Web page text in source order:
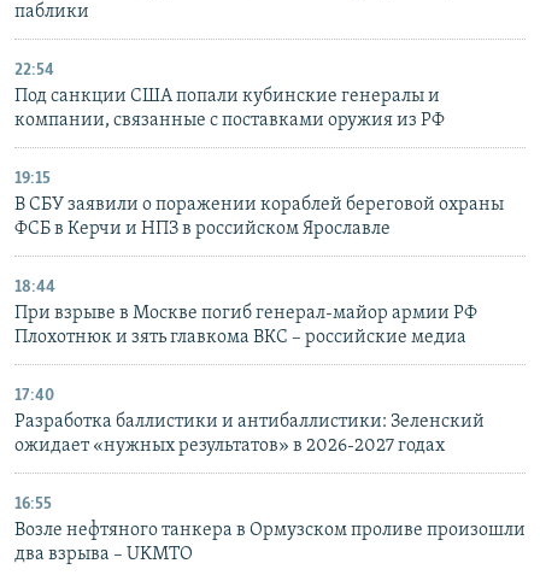
паблики
22:54
Под санкции США попали кубинские генералы и
компании, связанные с поставками оружия из РФ
19:15
В СБУ заявили о поражении кораблей береговой охраны
ФСБ в Керчи и НПЗ в российском Ярославле
18:44
При взрыве в Москве погиб генерал-майор армии РФ
Плохотнюк и зять главкома ВКС – российские медиа
17:40
Разработка баллистики и антибаллистики: Зеленский
ожидает «нужных результатов» в 2026-2027 годах
16:55
Возле нефтяного танкера в Ормузском проливе произошли
два взрыва – UKMTO